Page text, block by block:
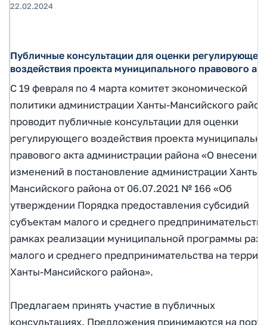
22.02.2024
Публичные консультации для оценки
воздействия проекта муниципального правового
С 19 февраля по 4 марта комитет экономической
политики администрации Ханты-Мансийского
проводит публичные консультации для оценки
регулирующего воздействия проекта
правового акта администрации района «О внесении
изменений в постановление администрации Ханты-
Мансийского района от 06.07.2021 № 166 «Об
утверждении Порядка предоставления субсидий
субъектам малого и среднего
рамках реализации муниципальной программы
малого и среднего предпринимательства на
Ханты-Мансийского района».
Предлагаем принять участие в публичных
консультациях. Предложения принимаются на